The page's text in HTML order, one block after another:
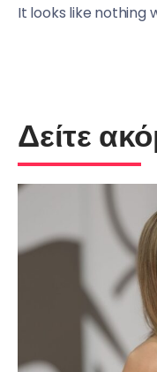
It looks like nothing
Δείτε